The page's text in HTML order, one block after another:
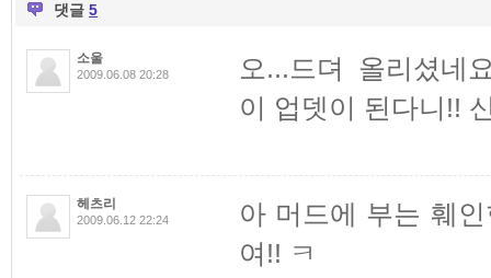
댓글 5
소울
2009.06.08 20:28
오...드뎌 올리셨네
이 업뎃이 된다니!!
헤츠리
2009.06.12 22:24
아 머드에 부는 훼
여!! ㅋ